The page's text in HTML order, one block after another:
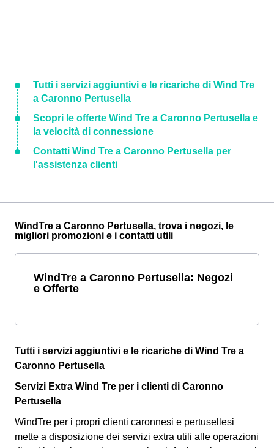
Tutti i servizi aggiuntivi e le ricariche di Wind Tre
a Caronno Pertusella
Scopri le offerte Wind Tre a Caronno Pertusella e
la velocità di connessione
Contatti Wind Tre a Caronno Pertusella per
l'assistenza clienti
WindTre a Caronno Pertusella, trova i negozi, le
migliori promozioni e i contatti utili
WindTre a Caronno Pertusella: Negozi
e Offerte
Tutti i servizi aggiuntivi e le ricariche di Wind Tre a
Caronno Pertusella
Servizi Extra Wind Tre per i clienti di Caronno
Pertusella
WindTre per i propri clienti caronnesi e pertusellesi
mette a disposizione dei servizi extra utili alle operazioni